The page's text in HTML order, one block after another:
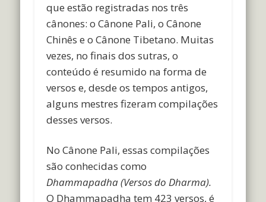
que estão registradas nos três
cânones: o Cânone Pali, o Cânone
Chinês e o Cânone Tibetano. Muitas
vezes, no finais dos sutras, o
conteúdo é resumido na forma de
versos e, desde os tempos antigos,
alguns mestres fizeram compilações
desses versos.
No Cânone Pali, essas compilações
são conhecidas como
Dhammapadha (Versos do Dharma).
O Dhammapadha tem 423 versos, é